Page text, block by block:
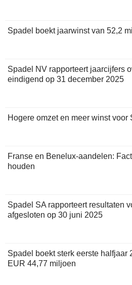
Spadel boekt jaarwinst van 52,2
Spadel NV rapporteert jaarcijfers
eindigend op 31 december 2025
Hogere omzet en meer winst voor
Franse en Benelux-aandelen:
houden
Spadel SA rapporteert resultaten
afgesloten op 30 juni 2025
Spadel boekt sterk eerste halfjaar
EUR 44,77 miljoen